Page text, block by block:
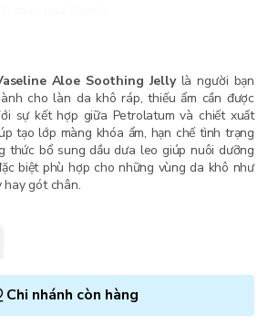
Aloe Soothing Jellylà người bạn
cho làn da khô ráp, thiếu ẩm cần được
sự kết hợp giữa Petrolatum và chiết xuất
tạo lớp màng khóa ẩm, hạn chế tình trạng
thức bổ sung dầu dưa leo giúp nuôi dưỡng
biệt phù hợp cho những vùng da khô như
hay gót chân.
Chi nhánh còn hàng